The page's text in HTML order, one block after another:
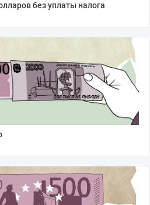
без уплаты налога